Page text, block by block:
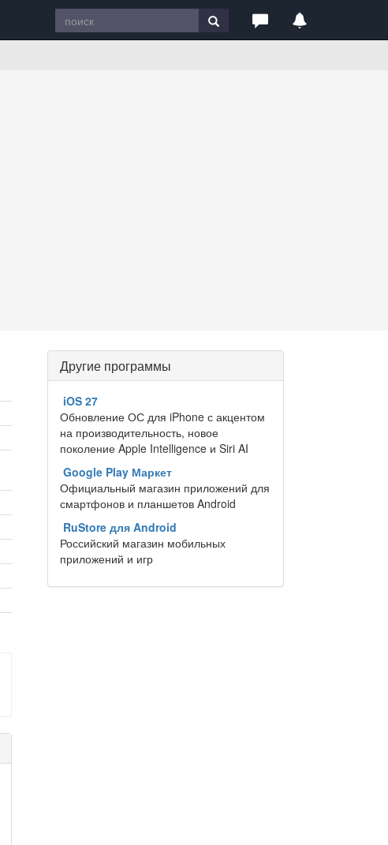
Другие программы
iOS 27
Обновление ОС для iPhone с акцентом
на производительность, новое
поколение Apple Intelligence и Siri AI
Google Play Маркет
Официальный магазин приложений для
смартфонов и планшетов Android
RuStore для Android
Российский магазин мобильных
приложений и игр